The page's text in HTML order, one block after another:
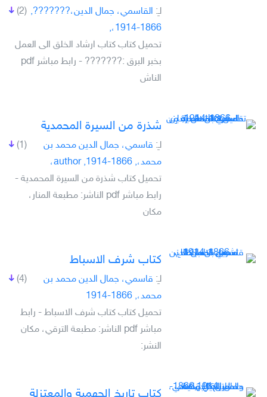
(2) لـِ: القاسمي، جمال الدين،???????,
1866-1914،,
تحميل كتاب كتاب ارشاد الخلق الى العمل
بخبر البرق :??????? - رابط مباشر pdf
الناش
شذرة من السيرة المحمدية
(1) لـِ: قاسمي، جمال الدين محمد بن
محمد،, 1866-1914, author،
تحميل كتاب شذرة من السيرة المحمدية -
رابط مباشر pdf الناشر: مطبعة المنار،
مكان
كتاب شرف الاسباط
(4) لـِ: قاسمي، جمال الدين محمد بن
محمد،, 1866-1914
تحميل كتاب كتاب شرف الاسباط - رابط
مباشر pdf الناشر: مطبعة الترقي، مكان
النشر:
كتاب تاريخ الجهمية والمعتزلة